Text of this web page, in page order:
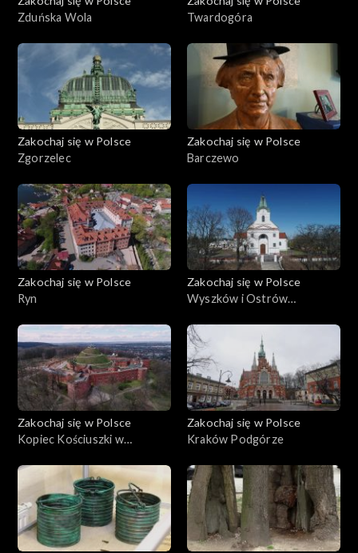
Zduńska Wola
Twardogóra
Zakochaj się w Polsce
Zgorzelec
Zakochaj się w Polsce
Barczewo
Zakochaj się w Polsce
Ryn
Zakochaj się w Polsce
Wyszków i Ostrów
Zakochaj się w Polsce
Kopiec Kościuszki w
Zakochaj się w Polsce
Kraków Podgórze